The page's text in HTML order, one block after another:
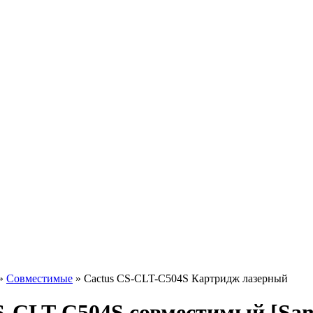
Совместимые » Cactus CS-CLT-C504S Картридж лазерный